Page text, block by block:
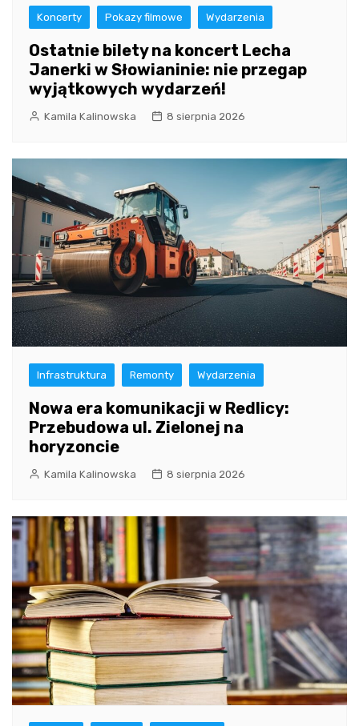
Koncerty Pokazy filmowe Wydarzenia
Ostatnie bilety na koncert Lecha
Janerki w Słowianinie: nie przegap
wyjątkowych wydarzeń!
Kamila Kalinowska 8 sierpnia 2026
Infrastruktura Remonty Wydarzenia
Nowa era komunikacji w Redlicy:
Przebudowa ul. Zielonej na
horyzoncie
Kamila Kalinowska 8 sierpnia 2026